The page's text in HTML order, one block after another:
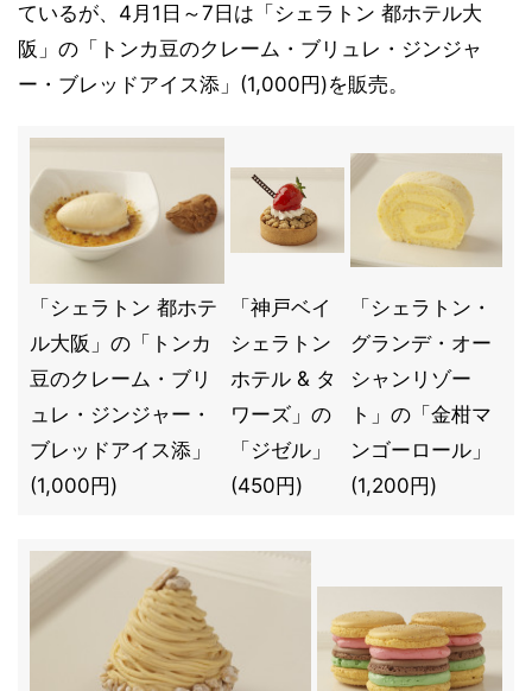
ているが、4月1日～7日は「シェラトン 都ホテル大
阪」の「トンカ豆のクレーム・ブリュレ・ジンジャ
ー・ブレッドアイス添」(1,000円)を販売。
「シェラトン 都ホテ
ル大阪」の「トンカ
豆のクレーム・ブリ
ュレ・ジンジャー・
ブレッドアイス添」
(1,000円)
「神戸ベイ
シェラトン
ホテル & タ
ワーズ」の
「ジゼル」
(450円)
「シェラトン・
グランデ・オー
シャンリゾー
ト」の「金柑マ
ンゴーロール」
(1,200円)